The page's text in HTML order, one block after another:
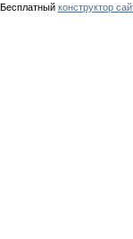
Бесплатный конструктор